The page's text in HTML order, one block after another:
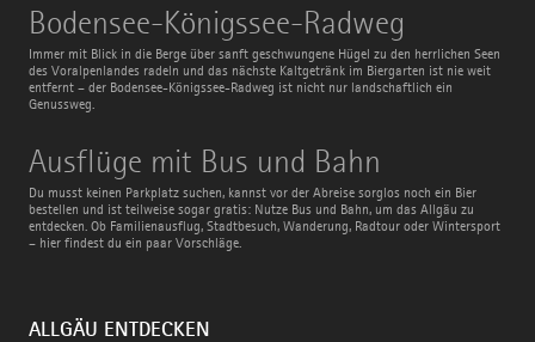
Bodensee-Königssee-Radweg
Immer mit Blick in die Berge über sanft geschwungene Hügel zu den herrlichen Seen
des Voralpenlandes radeln und das nächste Kaltgetränk im Biergarten ist nie weit
entfernt – der Bodensee-Königssee-Radweg ist nicht nur landschaftlich ein
Genussweg.
Bodensee-
Königssee-
Radweg
Ausflüge mit Bus und Bahn
Du musst keinen Parkplatz suchen, kannst vor der Abreise sorglos noch ein Bier
bestellen und ist teilweise sogar gratis: Nutze Bus und Bahn, um das Allgäu zu
entdecken. Ob Familienausflug, Stadtbesuch, Wanderung, Radtour oder Wintersport
– hier findest du ein paar Vorschläge.
Ausflüge
mit
Bus
und
Bahn
ALLGÄU ENTDECKEN